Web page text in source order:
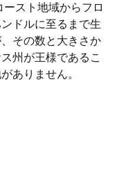
スト地域からフロ
ドルに至るまで生
その数と大きさか
州が王様であるこ
ありません。